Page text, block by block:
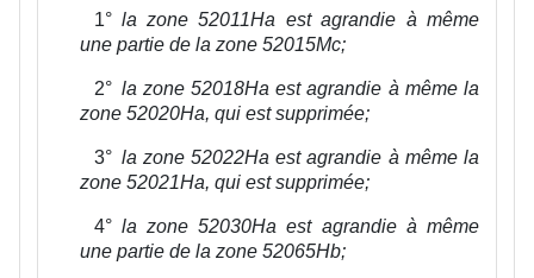
1° la zone 52011Ha est agrandie à même
une partie de la zone 52015Mc;
2° la zone 52018Ha est agrandie à même la
zone 52020Ha, qui est supprimée;
3° la zone 52022Ha est agrandie à même la
zone 52021Ha, qui est supprimée;
4° la zone 52030Ha est agrandie à même
une partie de la zone 52065Hb;